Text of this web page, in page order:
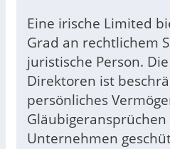
Eine irische Limited
Grad an rechtlichem
juristische Person.
Direktoren ist
persönliches
Gläubigeransprüchen
Unternehmen